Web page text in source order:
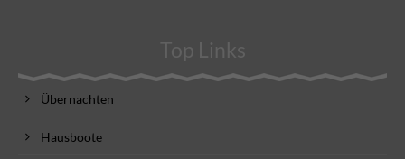
Top Links
Übernachten
Hausboote